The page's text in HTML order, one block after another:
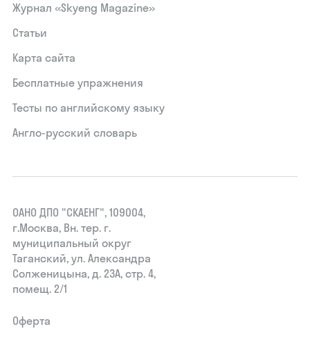
Журнал «Skyeng Magazine»
Статьи
Карта сайта
Бесплатные упражнения
Тесты по английскому языку
Англо-русский словарь
ОАНО ДПО "СКАЕНГ", 109004,
г.Москва, Вн. тер. г.
муниципальный округ
Таганский, ул. Александра
Солженицына, д. 23А, стр. 4,
помещ. 2/1
Оферта